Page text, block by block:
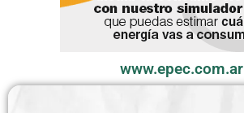
www.epec.com.ar